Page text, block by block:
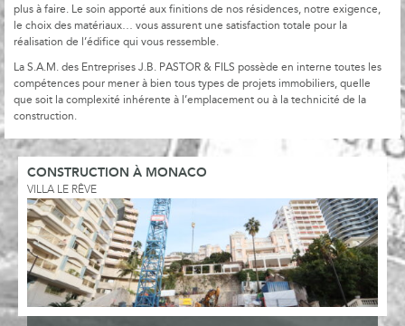
plus à faire. Le soin apporté aux finitions de nos résidences, notre exigence,
le choix des matériaux… vous assurent une satisfaction totale pour la
réalisation de l’édifice qui vous ressemble.
La S.A.M. des Entreprises J.B. PASTOR & FILS possède en interne toutes les
compétences pour mener à bien tous types de projets immobiliers, quelle
que soit la complexité inhérente à l’emplacement ou à la technicité de la
construction.
CONSTRUCTION À MONACO
VILLA LE RÊVE